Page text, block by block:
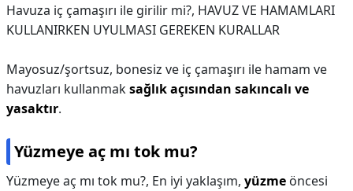
Havuza iç çamaşırı ile girilir mi?, HAVUZ VE HAMAMLARI
KULLANIRKEN UYULMASI GEREKEN KURALLAR
Mayosuz/şortsuz, bonesiz ve iç çamaşırı ile hamam ve
havuzları kullanmaksağlık açısından sakıncalı ve
yasaktır.
Yüzmeye aç mı tok mu?
Yüzmeye aç mı tok mu?, En iyi yaklaşım, yüzme öncesi